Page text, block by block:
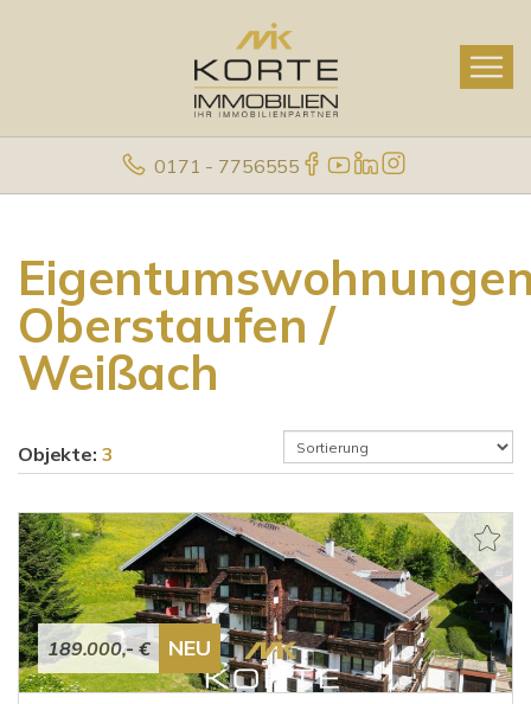
0171 - 7756555
Oberstaufen /
Weißach
Objekte: 3
189.000,- € NEU